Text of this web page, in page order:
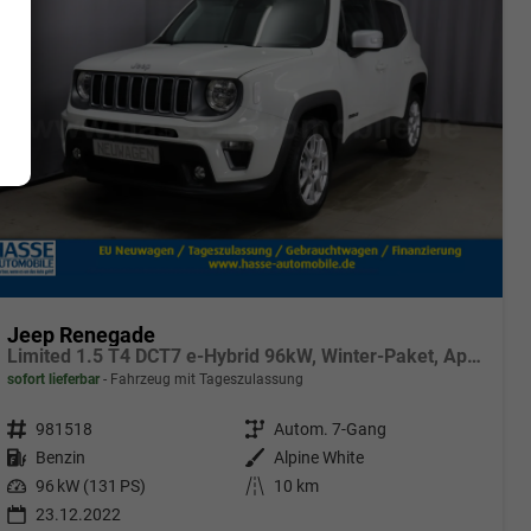
Jeep Renegade
Limited 1.5 T4 DCT7 e-Hybrid 96kW, Winter-Paket, AppleCarPlay&Android Auto, Radio DAB, Tempomat, Rückfahrkamera, LaneSense, Lichtsensor, Nebelscheinwerfer, 17"-Leichtmetallfelgen, uvm.
sofort lieferbar Fahrzeug mit Tageszulassung
Fahrzeugnr. 981518 Getriebe Autom. 7-Gang
Kraftstoff Benzin Außenfarbe
Alpine White
Leistung 96 kW (131 PS) Kilometerstand
10 km
23.12.2022